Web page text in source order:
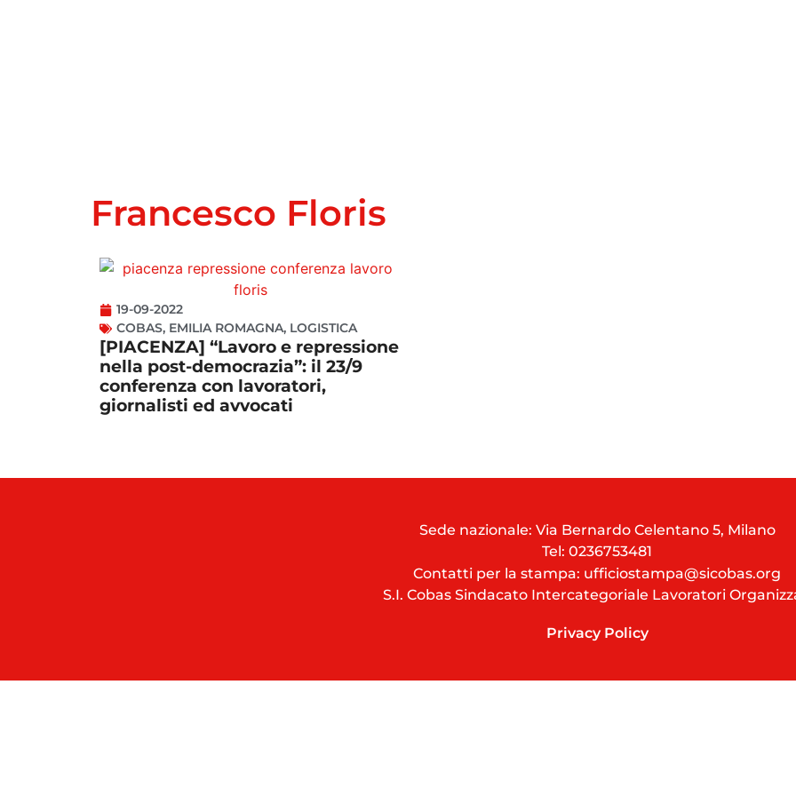
Francesco Floris
19-09-2022
COBAS, EMILIA ROMAGNA, LOGISTICA
[PIACENZA] “Lavoro e repressione
nella post-democrazia”: il 23/9
conferenza con lavoratori,
giornalisti ed avvocati
Sede nazionale: Via Bernardo Celentano 5, Milano
Tel: 0236753481
Contatti per la stampa: ufficiostampa@sicobas.org
S.I. Cobas Sindacato Intercategoriale Lavoratori
Privacy Policy